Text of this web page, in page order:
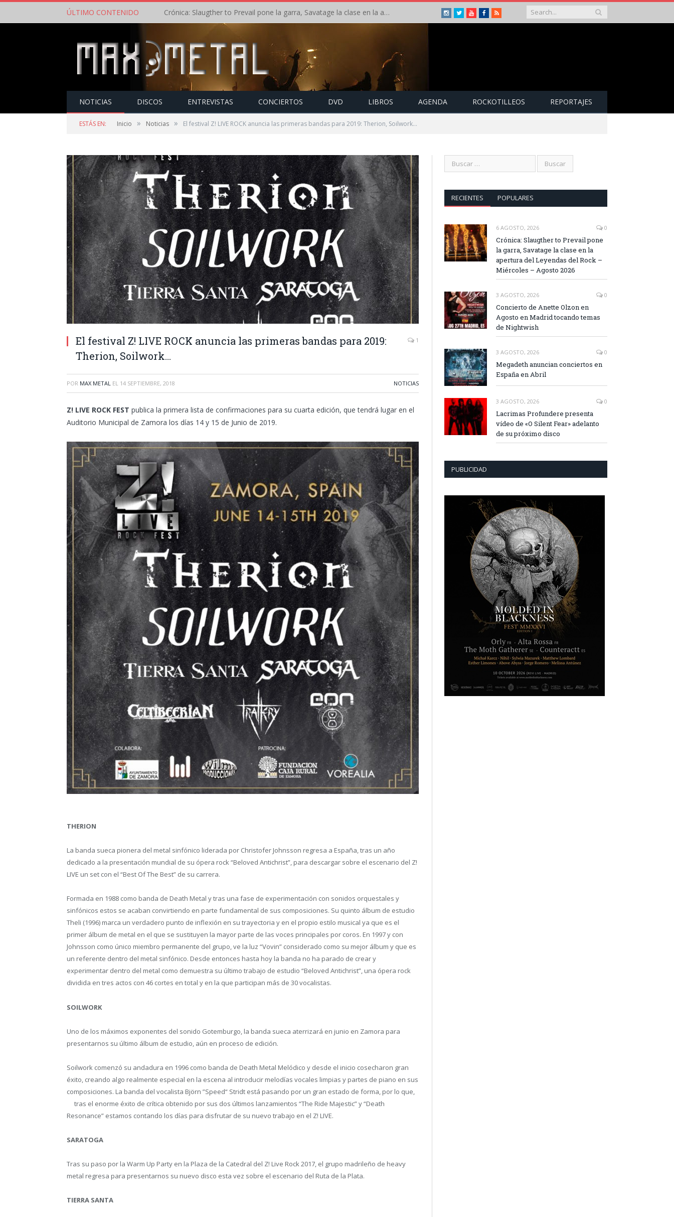
ÚLTIMO CONTENIDO Crónica: Slaugther to Prevail pone la garra, Savatage la clase en la apertura del Leyendas del Rock – Miércoles – Agosto 2026 Instagram
TwitterYoutubeFacebook
RSS
NOTICIAS DISCOS ENTREVISTAS CONCIERTOS DVD LIBROS AGENDA ROCKOTILLEOS REPORTAJES
ESTÁS EN: Inicio » Noticias » El festival Z! LIVE ROCK anuncia las primeras bandas para 2019: Therion, Soilwork…
El festival Z! LIVE ROCK anuncia las primeras bandas para 2019:
Therion, Soilwork…
1
POR MAX METAL EL 14 SEPTIEMBRE, 2018 NOTICIAS
Z! LIVE ROCK FEST publica la primera lista de confirmaciones para su cuarta edición, que tendrá lugar en el
Auditorio Municipal de Zamora los días 14 y 15 de Junio de 2019.
THERION
La banda sueca pionera del metal sinfónico liderada por Christofer Johnsson regresa a España, tras un año
dedicado a la presentación mundial de su ópera rock “Beloved Antichrist”, para descargar sobre el escenario del Z!
LIVE un set con el “Best Of The Best” de su carrera.
Formada en 1988 como banda de Death Metal y tras una fase de experimentación con sonidos orquestales y
sinfónicos estos se acaban convirtiendo en parte fundamental de sus composiciones. Su quinto álbum de estudio
Theli (1996) marca un verdadero punto de inflexión en su trayectoria y en el propio estilo musical ya que es el
primer álbum de metal en el que se sustituyen la mayor parte de las voces principales por coros. En 1997 y con
Johnsson como único miembro permanente del grupo, ve la luz “Vovin” considerado como su mejor álbum y que es
un referente dentro del metal sinfónico. Desde entonces hasta hoy la banda no ha parado de crear y
experimentar dentro del metal como demuestra su último trabajo de estudio “Beloved Antichrist”, una ópera rock
dividida en tres actos con 46 cortes en total y en la que participan más de 30 vocalistas.
SOILWORK
Uno de los máximos exponentes del sonido Gotemburgo, la banda sueca aterrizará en junio en Zamora para
presentarnos su último álbum de estudio, aún en proceso de edición.
Soilwork comenzó su andadura en 1996 como banda de Death Metal Melódico y desde el inicio cosecharon gran
éxito, creando algo realmente especial en la escena al introducir melodías vocales limpias y partes de piano en sus
composiciones. La banda del vocalista Björn ”Speed“ Stridt está pasando por un gran estado de forma, por lo que,
tras el enorme éxito de crítica obtenido por sus dos últimos lanzamientos “The Ride Majestic” y “Death
Resonance” estamos contando los días para disfrutar de su nuevo trabajo en el Z! LIVE.
SARATOGA
Tras su paso por la Warm Up Party en la Plaza de la Catedral del Z! Live Rock 2017, el grupo madrileño de heavy
metal regresa para presentarnos su nuevo disco esta vez sobre el escenario del Ruta de la Plata.
TIERRA SANTA
RECIENTES POPULARES
6 AGOSTO, 2026 0
Crónica: Slaugther to Prevail pone
la garra, Savatage la clase en la
apertura del Leyendas del Rock –
Miércoles – Agosto 2026
3 AGOSTO, 2026 0
Concierto de Anette Olzon en
Agosto en Madrid tocando temas
de Nightwish
3 AGOSTO, 2026 0
Megadeth anuncian conciertos en
España en Abril
3 AGOSTO, 2026 0
Lacrimas Profundere presenta
vídeo de «O Silent Fear» adelanto
de su próximo disco
PUBLICIDAD